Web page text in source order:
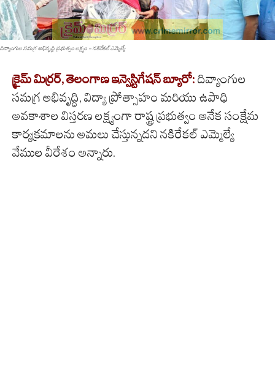
దివ్యాంగుల సమగ్ర అభివృద్ధి ప్రభుత్వం లక్ష్యం - నకిరేకల్ ఎమ్మెల్యే
క్రైమ్మిర్రర్,తెలంగాణఇన్వెస్టిగేషన్బ్యూరో: దివ్యాంగుల
సమగ్ర అభివృద్ధి, విద్యా ప్రోత్సాహం మరియు ఉపాధి
అవకాశాల విస్తరణ లక్ష్యంగా రాష్ట్ర ప్రభుత్వం అనేక సంక్షేమ
కార్యక్రమాలను అమలు చేస్తున్నదని నకిరేకల్ ఎమ్మెల్యే
వేముల వీరేశం అన్నారు.